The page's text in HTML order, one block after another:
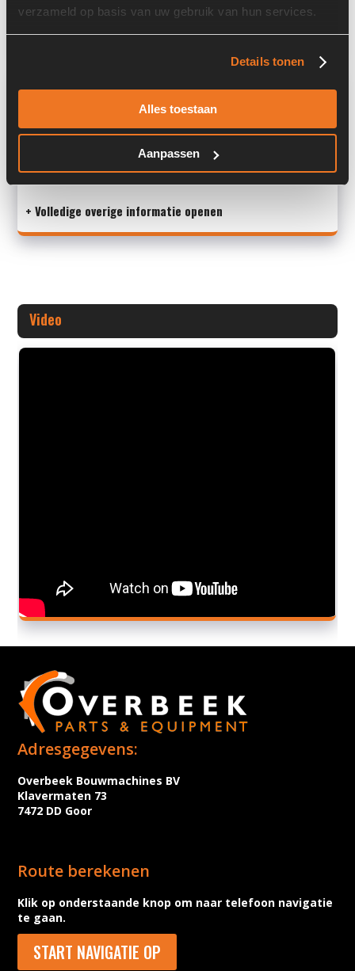
verzameld op basis van uw gebruik van hun services.
Details tonen
Alles toestaan
Aanpassen
Land:
Nederland
Brand: Integrated Hydraulics
Type 2: S402NH124W
+ Volledige overige informatie openen
Video
Adresgegevens:
Overbeek Bouwmachines BV
Klavermaten 73
7472 DD Goor
Route berekenen
Klik op onderstaande knop om naar telefoon navigatie
te gaan.
START NAVIGATIE OP